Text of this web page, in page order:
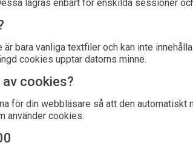
lagras enbart för enskilda sessioner
bara vanliga textfiler och kan inte
cookies upptar datorns minne.
cookies?
för din webbläsare så att den
använder cookies.